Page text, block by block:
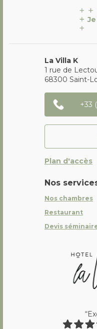
La Villa K
1 rue de
68300 Saint-
+33
Plan d'accès
Nos
Nos chambres
Restaurant
Devis